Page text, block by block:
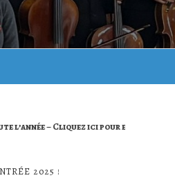
ici pour en savoir plus –
2025 !